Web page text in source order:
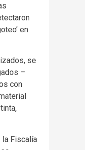
en
se
–
con
la Fiscalía